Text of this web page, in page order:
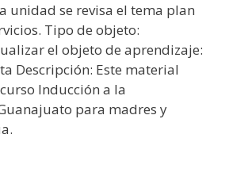
unidad se revisa el tema plan
Tipo de objeto:
el objeto de aprendizaje:
Descripción: Este material
Inducción a la
para madres y